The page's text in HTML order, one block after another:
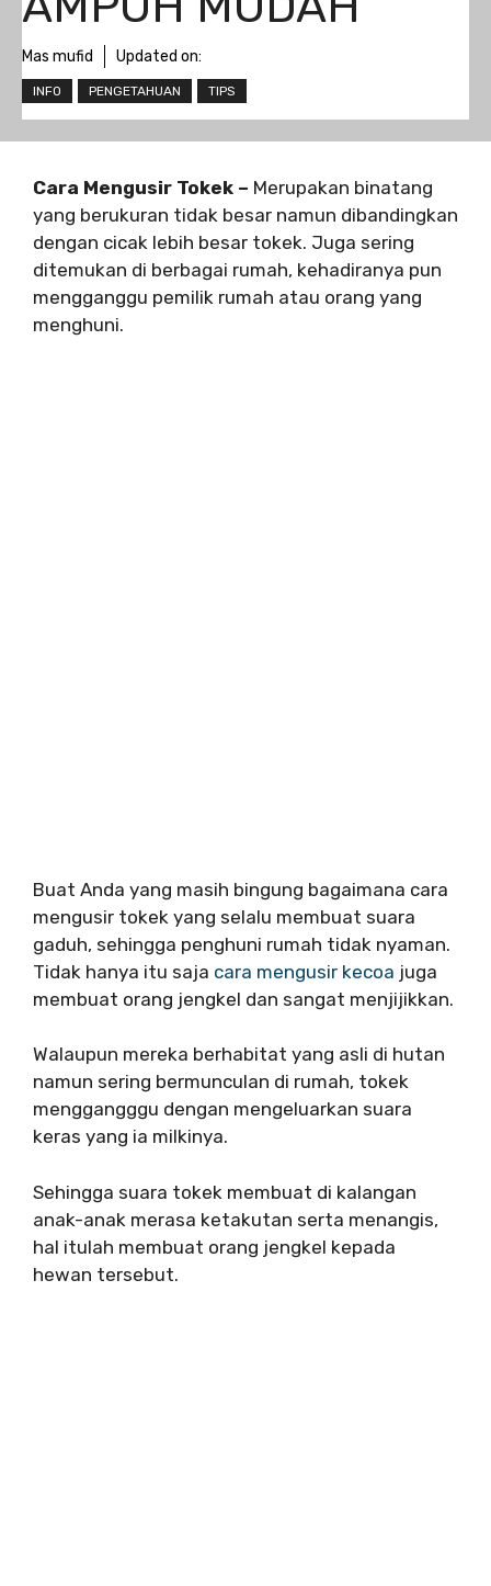
Mas mufid Updated on:
INFO PENGETAHUAN TIPS
Cara Mengusir Tokek – Merupakan binatang
yang berukuran tidak besar namun dibandingkan
dengan cicak lebih besar tokek. Juga sering
ditemukan di berbagai rumah, kehadiranya pun
mengganggu pemilik rumah atau orang yang
menghuni.
Buat Anda yang masih bingung bagaimana cara
mengusir tokek yang selalu membuat suara
gaduh, sehingga penghuni rumah tidak nyaman.
Tidak hanya itu saja cara mengusir kecoa juga
membuat orang jengkel dan sangat menjijikkan.
Walaupun mereka berhabitat yang asli di hutan
namun sering bermunculan di rumah, tokek
menggangggu dengan mengeluarkan suara
keras yang ia milkinya.
Sehingga suara tokek membuat di kalangan
anak-anak merasa ketakutan serta menangis,
hal itulah membuat orang jengkel kepada
hewan tersebut.